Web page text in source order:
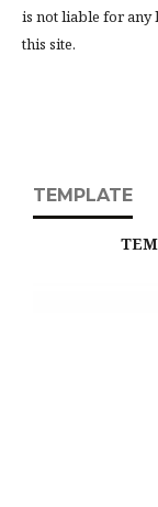
is not liable for any
this site.
TEMPLATE